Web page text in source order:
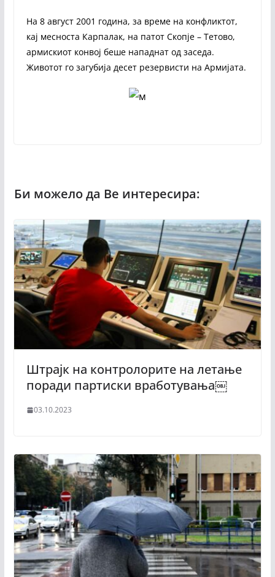
На 8 август 2001 година, за време на конфликтот,
кај месноста Карпалак, на патот Скопје – Тетово,
армискиот конвој беше нападнат од заседа.
Животот го загубија десет резервисти на Армијата.
Штрајк на контролорите на летање
поради партиски вработувања￼
03.10.2023